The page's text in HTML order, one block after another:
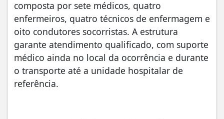
composta por sete médicos, quatro
enfermeiros, quatro técnicos de enfermagem e
oito condutores socorristas. A estrutura
garante atendimento qualificado, com suporte
médico ainda no local da ocorrência e durante
o transporte até a unidade hospitalar de
referência.